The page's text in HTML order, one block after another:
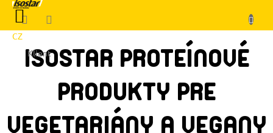
Prejsť
obsah
CZ
Klient
NÁKUPNÝ
KOŠÍK
ISOSTAR PROTEÍNOVÉ
PRODUKTY PRE
VEGETARIÁNY A VEGANY